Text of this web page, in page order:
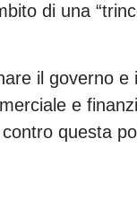
di una
il governo e
e
questa